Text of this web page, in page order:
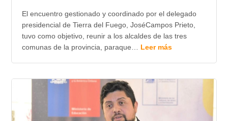
El encuentro gestionado y coordinado por el delegado
presidencial de Tierra del Fuego, JoséCampos Prieto,
tuvo como objetivo, reunir a los alcaldes de las tres
comunas de la provincia, paraque… Leer más